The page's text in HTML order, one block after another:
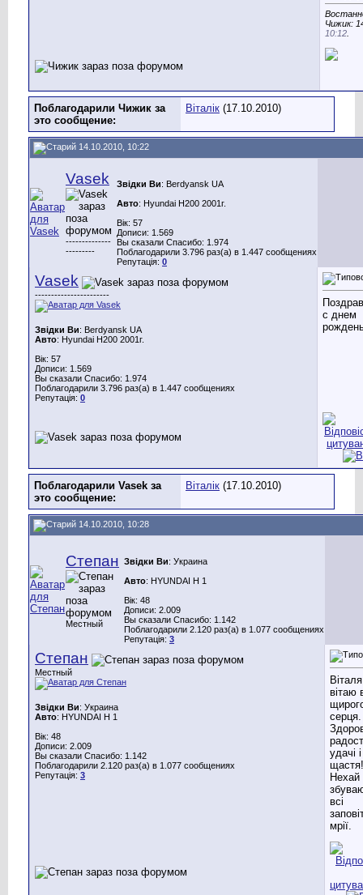
Чижик:
10:12
Поблагодарили Чижик за
это сообщение:
Віталік (17.10.2010)
14.10.2010, 10:22
Vasek
--------------
---------
Звідки Ви: Berdyansk UA
Авто: Hyundai H200 2001г.
Вік: 57
Дописи: 1.569
Вы сказали Спасибо: 1.974
Поблагодарили 3.796 раз(а) в 1.447 сообщениях
Репутація: 0
Vasek
-----------------------
Звідки Ви: Berdyansk UA
Авто: Hyundai H200 2001г.
Вік: 57
Дописи: 1.569
Вы сказали Спасибо: 1.974
Поблагодарили 3.796 раз(а) в 1.447 сообщениях
Репутація: 0
с днем
Поблагодарили Vasek за
это сообщение:
Віталік (17.10.2010)
14.10.2010, 10:28
Степан
Местный
Звідки Ви: Украина
Авто: HYUNDAI H 1
Вік: 48
Дописи: 2.009
Вы сказали Спасибо: 1.142
Поблагодарили 2.120 раз(а) в 1.077 сообщениях
Репутація: 3
Степан
Местный
Звідки Ви: Украина
Авто: HYUNDAI H 1
Вік: 48
Дописи: 2.009
Вы сказали Спасибо: 1.142
Поблагодарили 2.120 раз(а) в 1.077 сообщениях
Репутація: 3
вітаю
серця.
удачі і
щастя!
Нехай
всі
мрії.